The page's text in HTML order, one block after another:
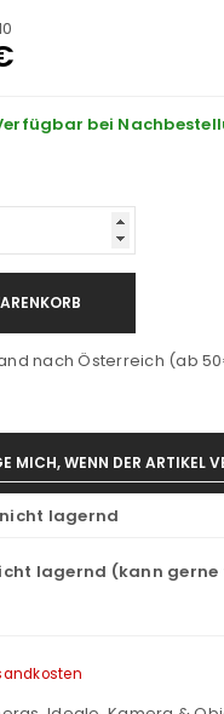
bei
nach Österreich (ab
MICH, WENN DER ARTIKEL
nicht lagernd
lagernd (kann